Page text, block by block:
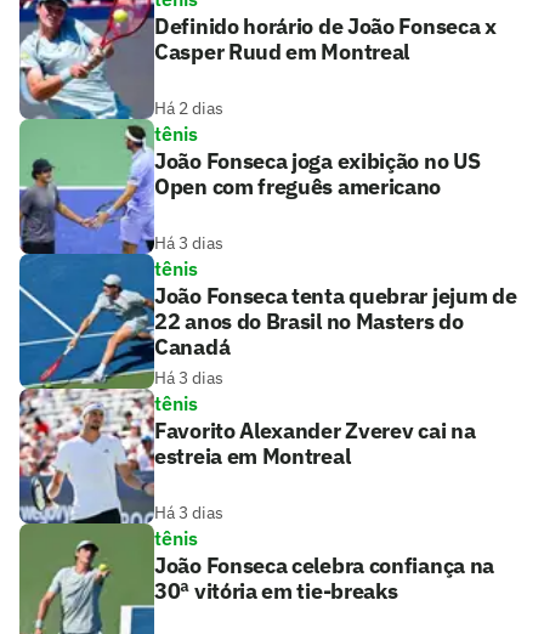
Definido horário de João Fonseca x
Casper Ruud em Montreal
Há 2 dias
tênis
João Fonseca joga exibição no US
Open com freguês americano
Há 3 dias
tênis
João Fonseca tenta quebrar jejum de
22 anos do Brasil no Masters do
Canadá
Há 3 dias
tênis
Favorito Alexander Zverev cai na
estreia em Montreal
Há 3 dias
tênis
João Fonseca celebra confiança na
30ª vitória em tie-breaks